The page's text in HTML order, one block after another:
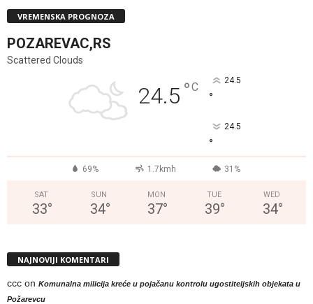
VREMENSKA PROGNOZA
POZAREVAC,RS
Scattered Clouds
24.5 °C 24.5
°
24.5
°
69% 1.7kmh 31%
SAT
33°
SUN
34°
MON
37°
TUE
39°
WED
34°
NAJNOVIJI KOMENTARI
ccc on Komunalna milicija kreće u pojačanu kontrolu ugostiteljskih objekata u
Požarevcu